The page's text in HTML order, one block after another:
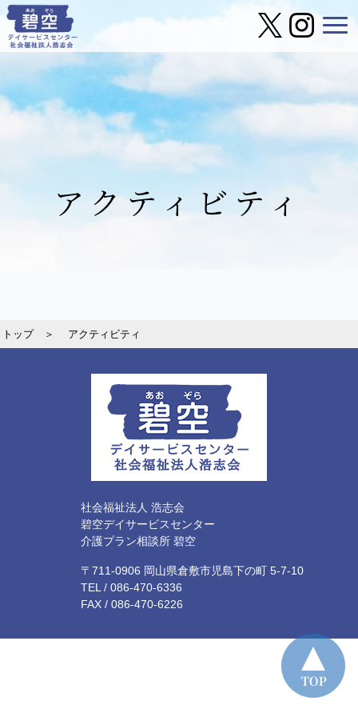
アクティビティ
トップ ＞ アクティビティ
社会福祉法人 浩志会
碧空デイサービスセンター
介護プラン相談所 碧空
〒711-0906 岡山県倉敷市児島下の町 5-7-10
TEL / 086-470-6336
FAX / 086-470-6226